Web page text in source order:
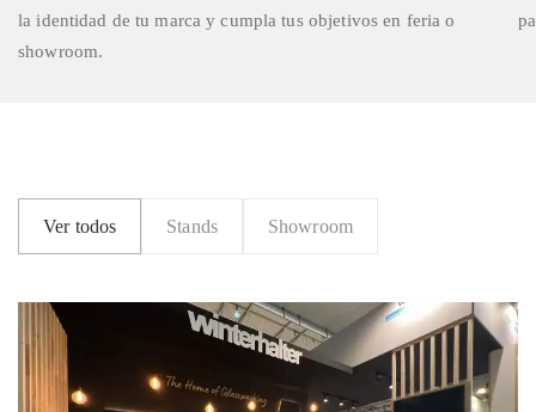
la identidad de tu marca y cumpla tus objetivos en feria o
showroom.
Ver todos Stands Showroom